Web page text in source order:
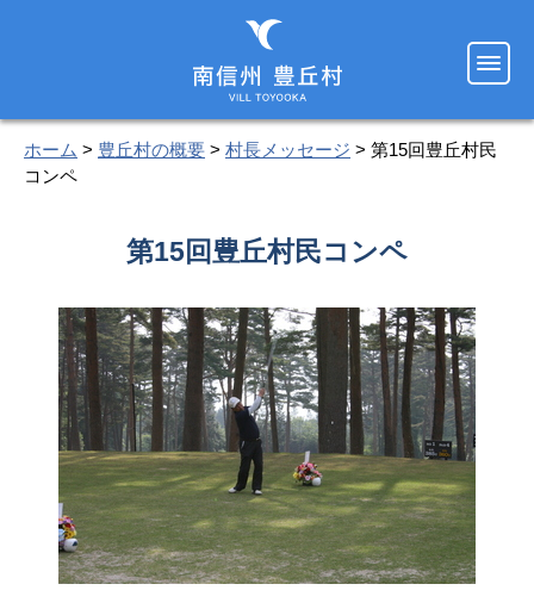
ホーム > 豊丘村の概要 > 村長メッセージ > 第15回豊丘村民
コンペ
第15回豊丘村民コンペ